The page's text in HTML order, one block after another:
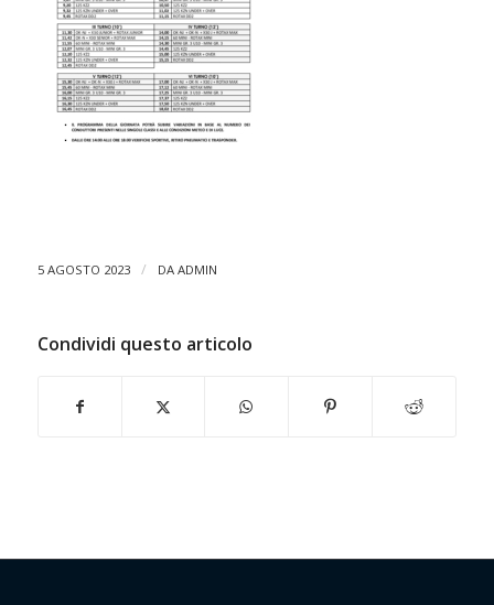
5 AGOSTO 2023 / DA ADMIN
Condividi questo articolo